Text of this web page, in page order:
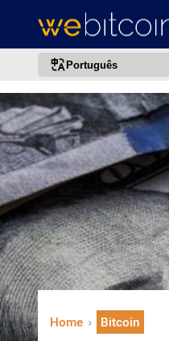
Português
português (BR)
english
español
français
italiano
deutsch
日本語
中文
한국어
Home Bitcoin